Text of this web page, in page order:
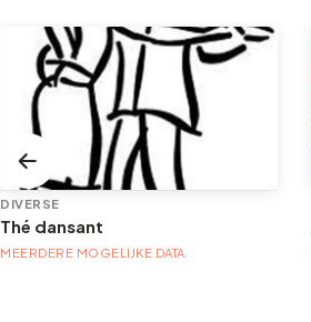
DIVERSE
Thé dansant
MEERDERE MOGELIJKE DATA